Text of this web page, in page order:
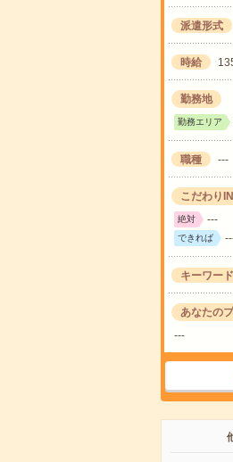
派遣形式
時給
勤務地
勤務エリア
職種 ---
こだわり
絶対 ---
できれば
キーワード
あなたの
---